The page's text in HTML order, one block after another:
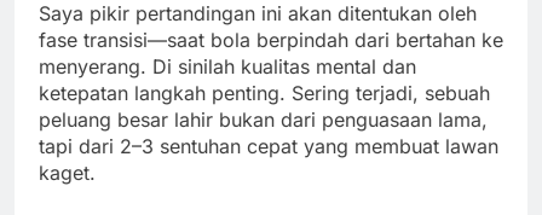
Saya pikir pertandingan ini akan ditentukan oleh
fase transisi—saat bola berpindah dari bertahan ke
menyerang. Di sinilah kualitas mental dan
ketepatan langkah penting. Sering terjadi, sebuah
peluang besar lahir bukan dari penguasaan lama,
tapi dari 2–3 sentuhan cepat yang membuat lawan
kaget.